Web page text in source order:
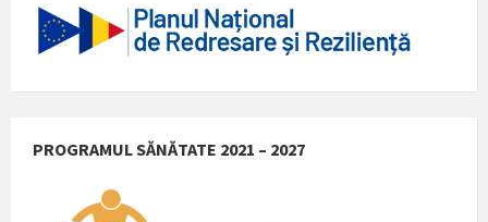
PROGRAMUL SĂNĂTATE 2021 – 2027